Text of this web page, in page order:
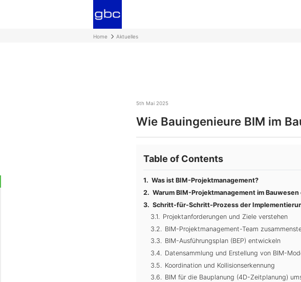
Home Aktuelles
5th Mai 2025
Wie Bauingenieure BIM im
Table of Contents
Was ist BIM-Projektmanagement?
Warum BIM-Projektmanagement im
Schritt-für-Schritt-Prozess der
Projektanforderungen und Ziele verstehen
BIM-Projektmanagement-Team
BIM-Ausführungsplan (BEP) entwickeln
Datensammlung und Erstellung von BIM-
Koordination und Kollisionserkennung
BIM für die Bauplanung (4D-Zeitplanung)